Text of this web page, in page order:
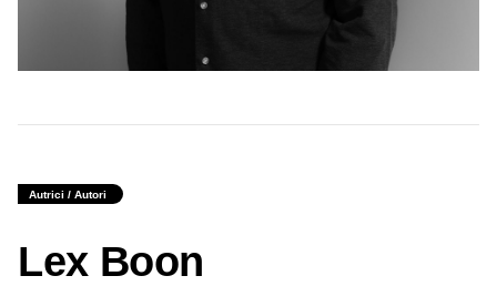
Autrici / Autori
Lex Boon